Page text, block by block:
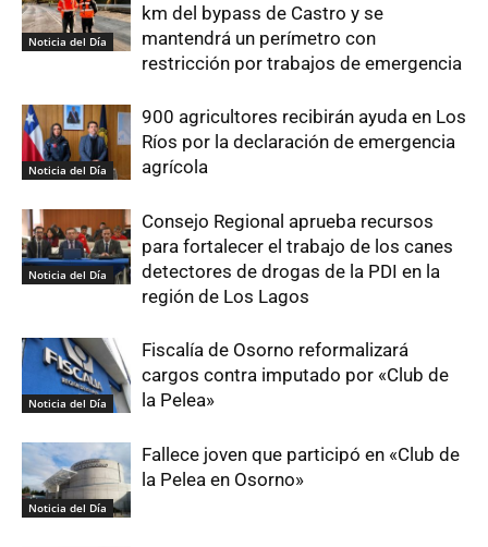
Noticia del Día
km del bypass de Castro y se
mantendrá un perímetro con
restricción por trabajos de emergencia
Noticia del Día
900 agricultores recibirán ayuda en Los
Ríos por la declaración de emergencia
agrícola
Noticia del Día
Consejo Regional aprueba recursos
para fortalecer el trabajo de los canes
detectores de drogas de la PDI en la
región de Los Lagos
Noticia del Día
Fiscalía de Osorno reformalizará
cargos contra imputado por «Club de
la Pelea»
Noticia del Día
Fallece joven que participó en «Club de
la Pelea en Osorno»